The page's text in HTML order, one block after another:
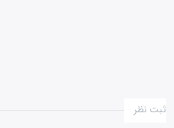
ثبت نظر